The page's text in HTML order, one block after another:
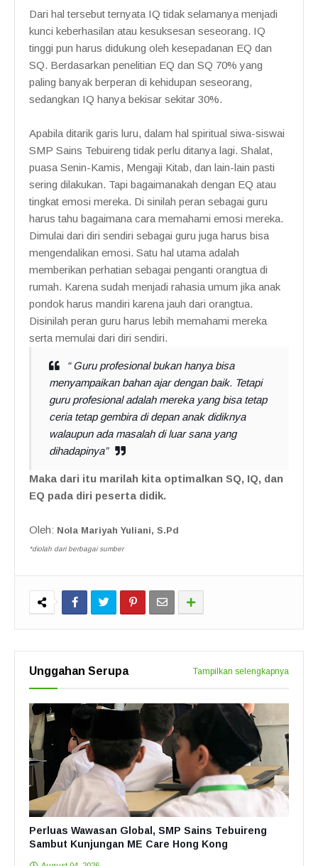
Dari hal tersebut ternyata IQ tidak selamanya menjadi
kunci keberhasilan atau kesuksesan seseorang. IQ
tinggi pun harus didukung oleh kesepadanan EQ dan
SQ. Berdasarkan penelitian EQ dan SQ 70% yang
paling banyak berperan di kehidupan seseorang,
sedangkan IQ hanya bekisar sekitar 30%.
Apabila ditarik garis luru, dalam hal spiritual siwa-siswai
SMP Sains Tebuireng tidak perlu ditanya lagi. Shalat,
puasa Senin-Kamis, Mengaji Kitab, dan lain-lain pasti
sering dilakukan. Tapi bagaimanakah dengan EQ atau
tingkat emosi mereka. Di sinilah peran sebagai guru
harus tahu bagaimana cara memahami emosi mereka.
Dimulai dari diri sendiri sebagai guru juga harus bisa
mengendalikan emosi. Satu hal utama adalah
memberikan perhatian sebagai penganti orangtua di
rumah. Karena sudah menjadi rahasia umum jika anak
pondok harus mandiri karena jauh dari orangtua.
Disinilah peran guru harus lebih memahami mereka
serta memulai dari diri sendiri.
“ Guru profesional bukan hanya bisa
menyampaikan bahan ajar dengan baik. Tetapi
guru profesional adalah mereka yang bisa tetap
ceria tetap gembira di depan anak didiknya
walaupun ada masalah di luar sana yang
dihadapinya”
Maka dari itu marilah kita optimalkan SQ, IQ, dan
EQ pada diri peserta didik.
Oleh: Nola Mariyah Yuliani, S.Pd
*diolah dari berbagai sumber
Unggahan Serupa Tampilkan selengkapnya
Perluas Wawasan Global, SMP Sains Tebuireng
Sambut Kunjungan ME Care Hong Kong